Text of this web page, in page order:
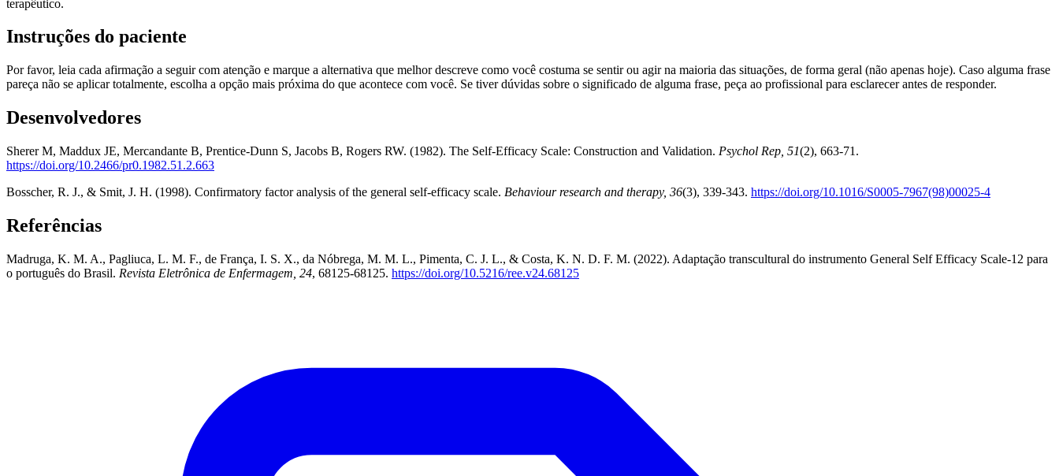
terapêutico.
Instruções do paciente
Por favor, leia cada afirmação a seguir com atenção e marque a alternativa que melhor descreve como você costuma se sentir ou agir na maioria das situações, de forma geral (não apenas hoje). Caso alguma frase
pareça não se aplicar totalmente, escolha a opção mais próxima do que acontece com você. Se tiver dúvidas sobre o significado de alguma frase, peça ao profissional para esclarecer antes de responder.
Desenvolvedores
Sherer M, Maddux JE, Mercandante B, Prentice-Dunn S, Jacobs B, Rogers RW. (1982). The Self-Efficacy Scale: Construction and Validation. Psychol Rep, 51(2), 663-71.
https://doi.org/10.2466/pr0.1982.51.2.663
Bosscher, R. J., & Smit, J. H. (1998). Confirmatory factor analysis of the general self-efficacy scale. Behaviour research and therapy, 36(3), 339-343. https://doi.org/10.1016/S0005-7967(98)00025-4
Referências
Madruga, K. M. A., Pagliuca, L. M. F., de França, I. S. X., da Nóbrega, M. M. L., Pimenta, C. J. L., & Costa, K. N. D. F. M. (2022). Adaptação transcultural do instrumento General Self Efficacy Scale-12 para
o português do Brasil. Revista Eletrônica de Enfermagem, 24, 68125-68125. https://doi.org/10.5216/ree.v24.68125